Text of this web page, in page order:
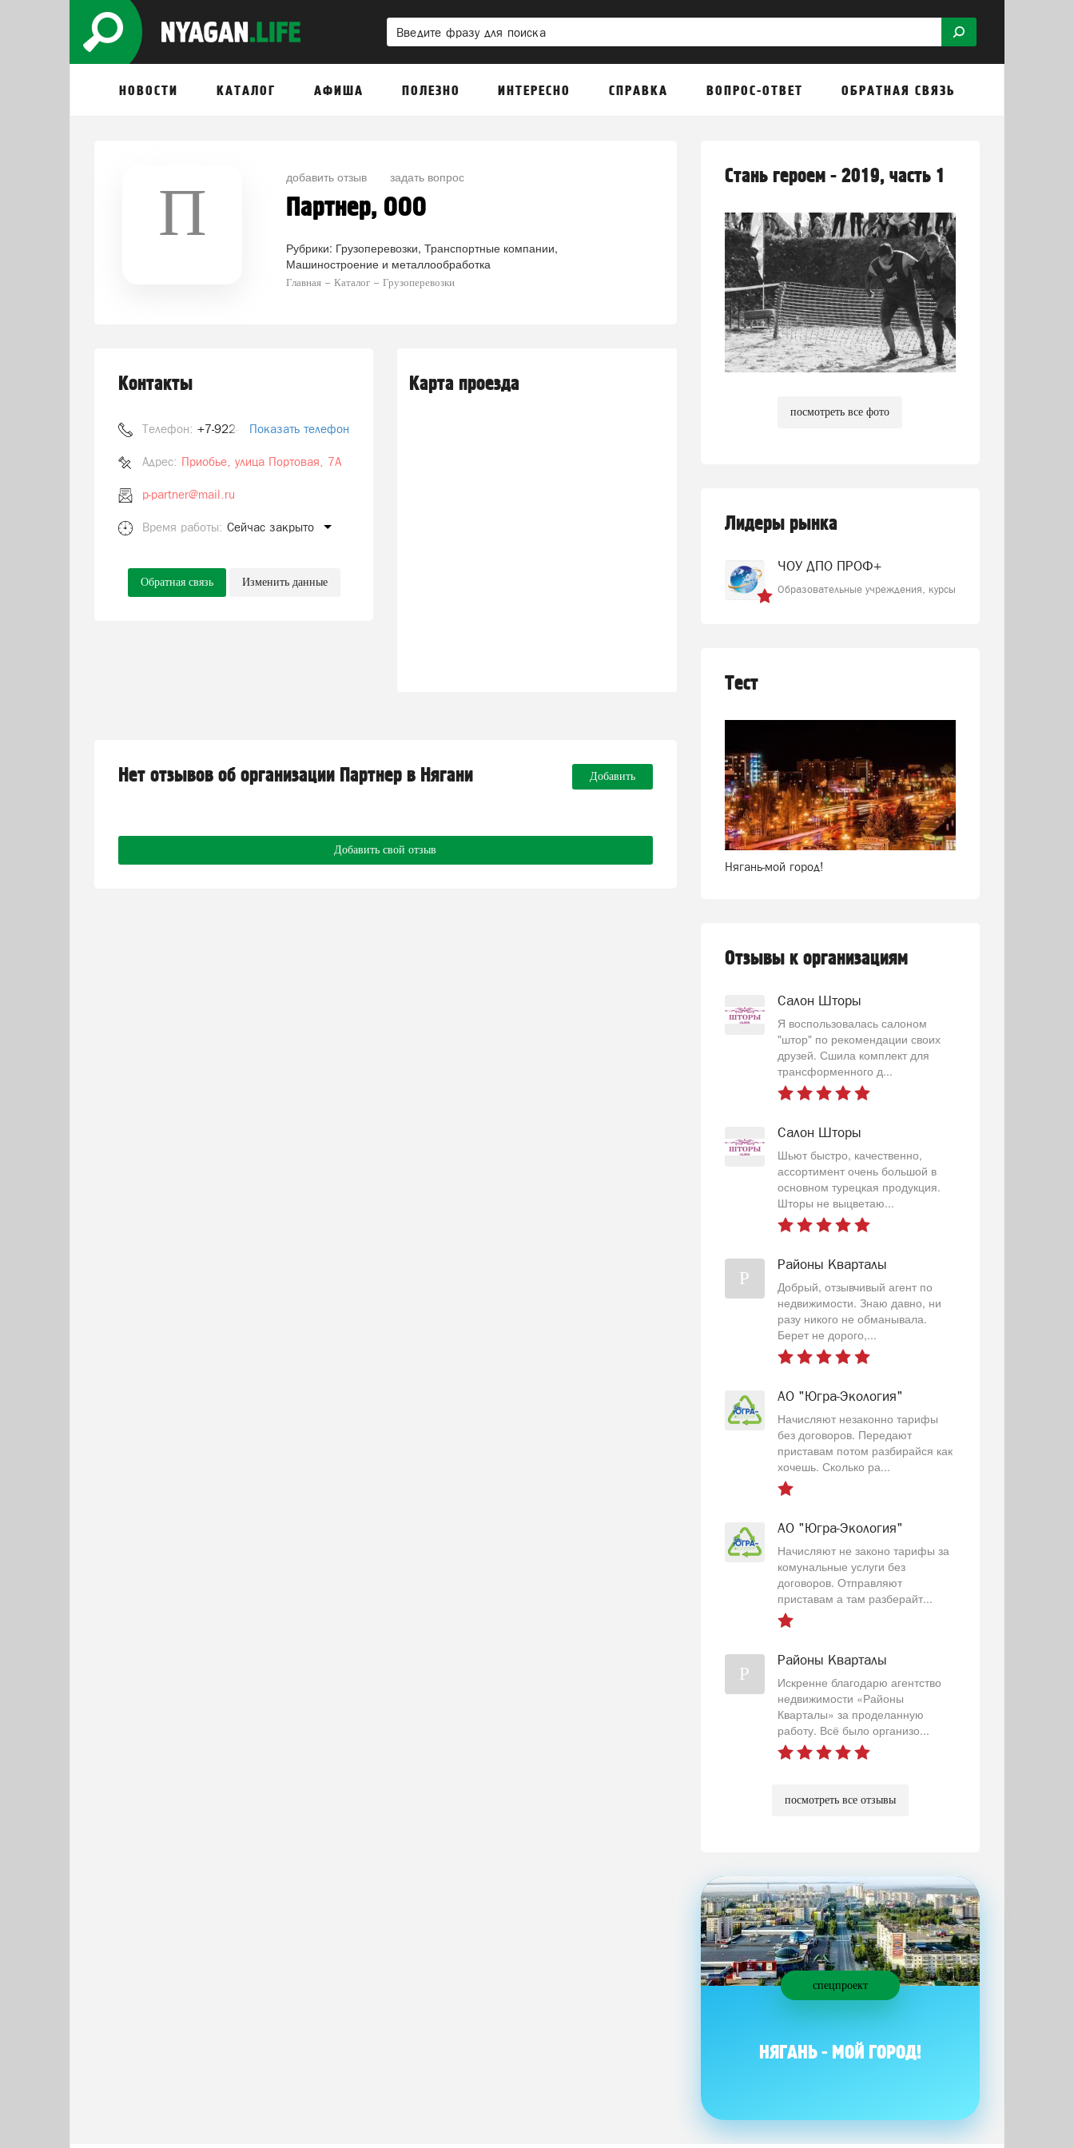
НОВОСТИ КАТАЛОГ АФИША ПОЛЕЗНО ИНТЕРЕСНО СПРАВКА ВОПРОС-ОТВЕТ ОБРАТНАЯ СВЯЗЬ
П добавить отзыв задать вопрос
Партнер, ООО
Рубрики: Грузоперевозки Транспортные компании
Машиностроение и металлообработка
Главная Каталог Грузоперевозки
Контакты
Телефон: +7-922-424-37-00Показать телефон
Адрес: Приобье, улица Портовая, 7А
p-partner@mail.ru
Время работы: Сейчас закрыто
Обратная связь Изменить данные
Карта проезда
Нет отзывов об организации Партнер в Нягани Добавить
Добавить свой отзыв
Стань героем - 2019, часть 1
посмотреть все фото
Лидеры рынка
ЧОУ ДПО ПРОФ+
Образовательные учреждения, курсы
Тест
Нягань-мой город!
Отзывы к организациям
Салон Шторы
Я воспользовалась салоном
"штор" по рекомендации своих
друзей. Сшила комплект для
трансформенного д...
Салон Шторы
Шьют быстро, качественно,
ассортимент очень большой в
основном турецкая продукция.
Шторы не выцветаю...
Р
Районы Кварталы
Добрый, отзывчивый агент по
недвижимости. Знаю давно, ни
разу никого не обманывала.
Берет не дорого,...
АО "Югра-Экология"
Начисляют незаконно тарифы
без договоров. Передают
приставам потом разбирайся как
хочешь. Сколько ра...
АО "Югра-Экология"
Начисляют не законо тарифы за
комунальные услуги без
договоров. Отправляют
приставам а там разберайт...
Р
Районы Кварталы
Искренне благодарю агентство
недвижимости «Районы
Кварталы» за проделанную
работу. Всё было организо...
посмотреть все отзывы
спецпроект
НЯГАНЬ - МОЙ ГОРОД!